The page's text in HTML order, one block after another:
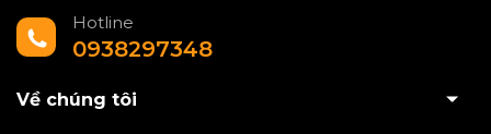
Hotline
0938297348
Về chúng tôi